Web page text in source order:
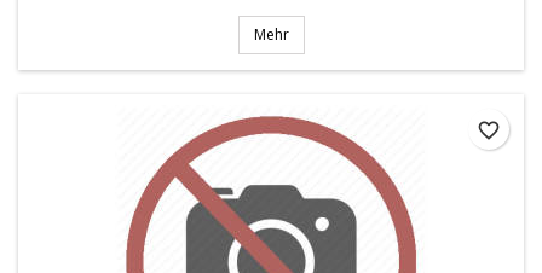
Mehr
favorite_border